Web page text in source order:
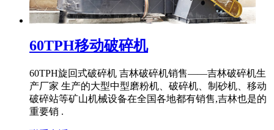
60TPH移动破碎机
60TPH旋回式破碎机 吉林破碎机销售——吉林破碎机生
产厂家 生产的大型中型磨粉机、破碎机、制砂机、移动
破碎站等矿山机械设备在全国各地都有销售,吉林也是的
重要销 .